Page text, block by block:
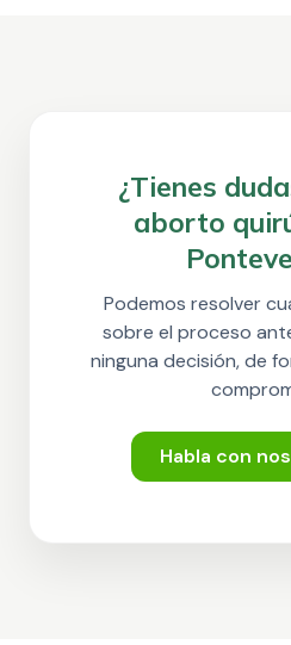
¿Tienes
aborto
Podemos resolver
sobre el proceso
ninguna decisión, de
Habla con